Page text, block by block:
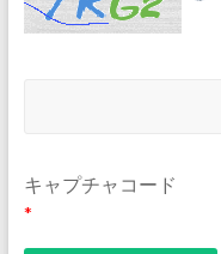
キャプチャコード
*